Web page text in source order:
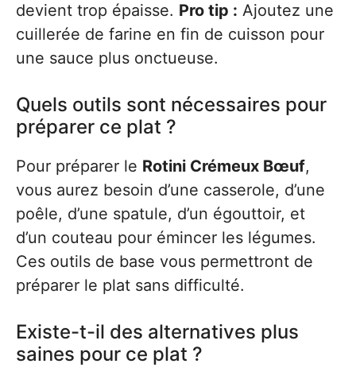
devient trop épaisse. Pro tip : Ajoutez une
cuillerée de farine en fin de cuisson pour
une sauce plus onctueuse.
Quels outils sont nécessaires pour
préparer ce plat ?
Pour préparer le Rotini Crémeux Bœuf,
vous aurez besoin d’une casserole, d’une
poêle, d’une spatule, d’un égouttoir, et
d’un couteau pour émincer les légumes.
Ces outils de base vous permettront de
préparer le plat sans difficulté.
Existe-t-il des alternatives plus
saines pour ce plat ?